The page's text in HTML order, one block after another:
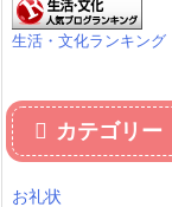
生活・文化ランキング
カテゴリー
お礼状